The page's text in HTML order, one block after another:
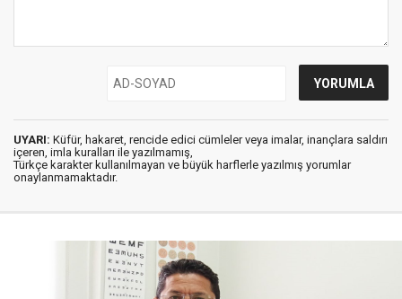
UYARI: Küfür, hakaret, rencide edici cümleler veya imalar, inançlara saldırı
içeren, imla kuralları ile yazılmamış,
Türkçe karakter kullanılmayan ve büyük harflerle yazılmış yorumlar
onaylanmamaktadır.